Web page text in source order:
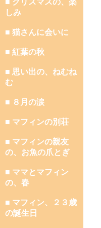
■ クリスマスの、楽
しみ
■ 猫さんに会いに
■ 紅葉の秋
■ 思い出の、ねむね
む
■ ８月の涙
■ マフィンの別荘
■ マフィンの親友
の、お魚の爪とぎ
■ ママとマフィン
の、春
■ マフィン、２３歳
の誕生日